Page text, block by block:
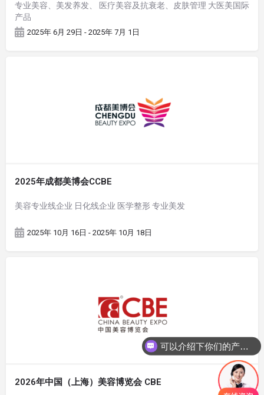
专业美容、美发养发、 医疗美容及抗衰老、皮肤管理 大医美国际
产品
2025年 6月 29日 - 2025年 7月 1日
2025年成都美博会CCBE
美容专业线企业 日化线企业 医学整形 专业美发
2025年 10月 16日 - 2025年 10月 18日
2026年中国（上海）美容博览会 CBE
可以介绍下你们的产品么